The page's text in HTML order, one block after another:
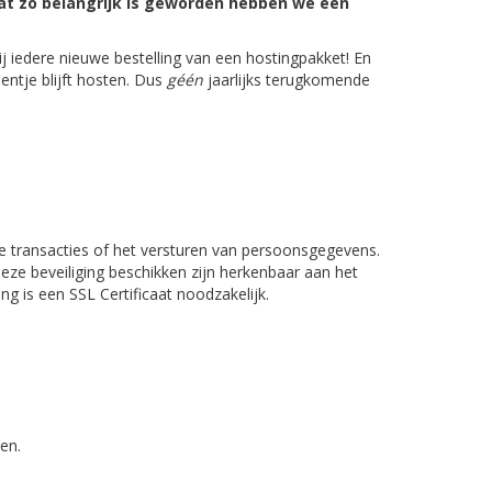
nieuwe bestelling van een hostingpakket! En
blijft hosten. Dus géén jaarlijks terugkomende
of het versturen van persoonsgegevens.
beveiliging beschikken zijn herkenbaar aan het
is een SSL Certificaat noodzakelijk.